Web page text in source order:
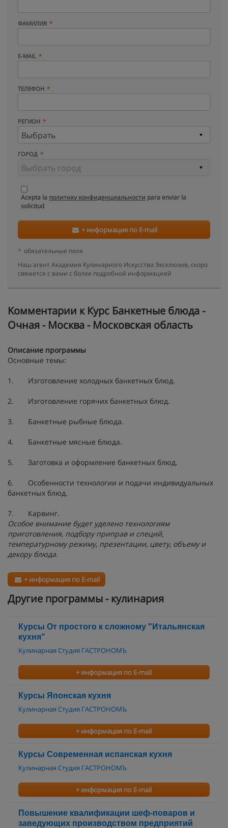
ФАМИЛИЯ
E-MAIL
ТЕЛЕФОН
РЕГИОН
ГОРОД
Acepta la политику конфиденциальности para enviar la
solicitud
+ информация по E-mail
* обязательные поля
Наш агент Академия Кулинарного Искусства Эксклюзив, скоро
свяжется с вами с более подробной информацией
Kомментарии к Курс Банкетные блюда -
Очная - Москва - Московская область
Описание программы
Основные темы:
1. Изготовление холодных банкетных блюд.
2. Изготовление горячих банкетных блюд.
3. Банкетные рыбные блюда.
4. Банкетные мясные блюда.
5. Заготовка и оформление банкетных блюд.
6. Особенности технологии и подачи индивидуальных
банкетных блюд.
7. Карвинг.
Особое внимание будет уделено технологиям
приготовления, подбору приправ и специй,
температурному режиму, презентации, цвету, объему и
декору блюда.
+ информация по E-mail
Другие программы - кулинария
Курсы От простого к сложному "Итальянская
кухня"
Кулинарная Студия ГАСТРОНОМЪ
+ информация по E-mail
Курсы Японская кухня
Кулинарная Студия ГАСТРОНОМЪ
+ информация по E-mail
Курсы Современная испанская кухня
Кулинарная Студия ГАСТРОНОМЪ
+ информация по E-mail
Повышение квалификации шеф-поваров и
заведующих производством предприятий